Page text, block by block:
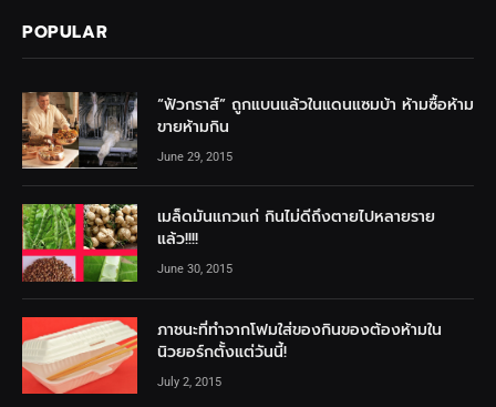
POPULAR
“ฟัวกราส์” ถูกแบนแล้วในแดนแซมบ้า ห้ามซื้อห้าม
ขายห้ามกิน
June 29, 2015
เมล็ดมันแกวแก่ กินไม่ดีถึงตายไปหลายราย
แล้ว!!!!
June 30, 2015
ภาชนะที่ทำจากโฟมใส่ของกินของต้องห้ามใน
นิวยอร์กตั้งแต่วันนี้!
July 2, 2015